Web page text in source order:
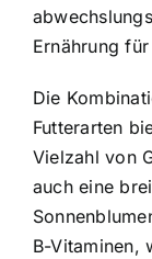
Ernährung
Die
Futterarten
Vielzahl von
auch eine
B-Vitaminen,